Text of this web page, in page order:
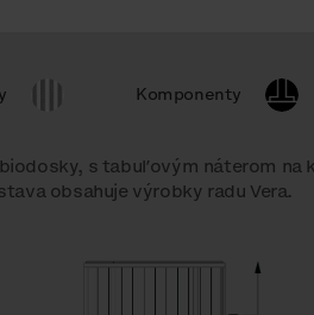
Komponenty
s tabuľovým náterom na
obsahuje výrobky radu Vera.